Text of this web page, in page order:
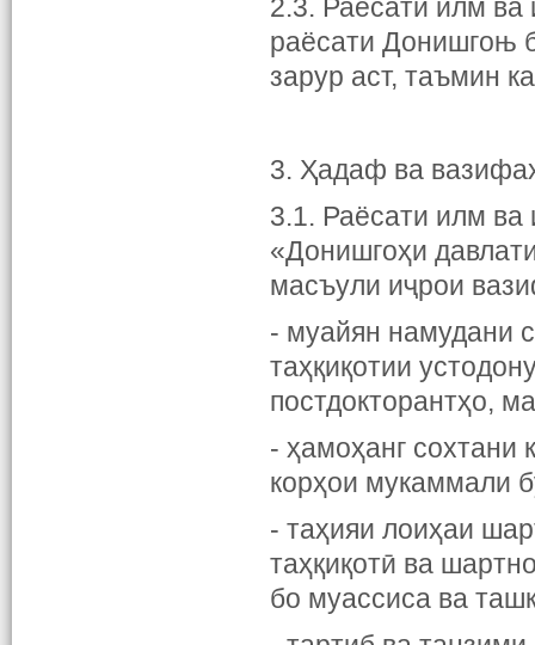
2.3. Раёсати илм ва
раёсати Донишгоњ
зарур аст, таъмин
3. Ҳадаф ва
3.1. Раёсати илм ва
«Донишгоҳи
масъули иҷрои
- муайян намудани
таҳқиқотии
постдокторантҳо,
- ҳамоҳанг сохтани
корҳои мукаммали
- таҳияи лоиҳаи
таҳқиқотӣ ва
бо муассиса ва